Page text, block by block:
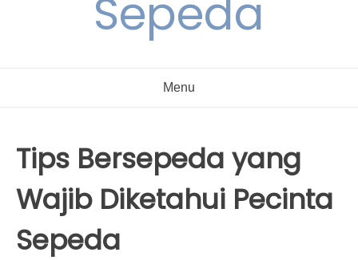
Sepeda
Menu
Tips Bersepeda yang
Wajib Diketahui Pecinta
Sepeda